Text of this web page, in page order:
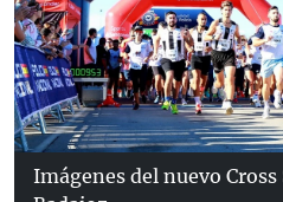
Imágenes del nuevo